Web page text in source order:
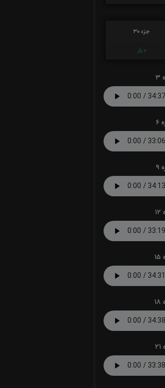
جزء 30
0 بار